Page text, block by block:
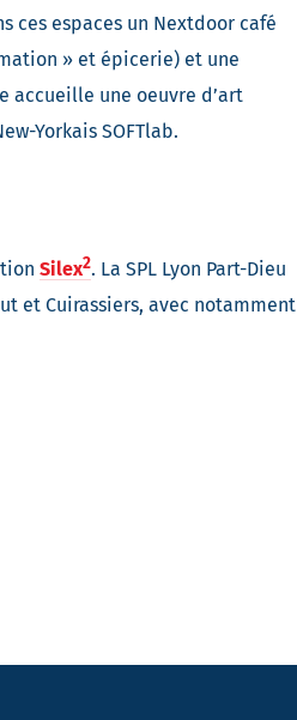
ces espaces un Nextdoor café
» et épicerie) et une
accueille une oeuvre d’art
Yorkais SOFTlab.
Silex2. La SPL Lyon Part-Dieu
et Cuirassiers, avec notamment